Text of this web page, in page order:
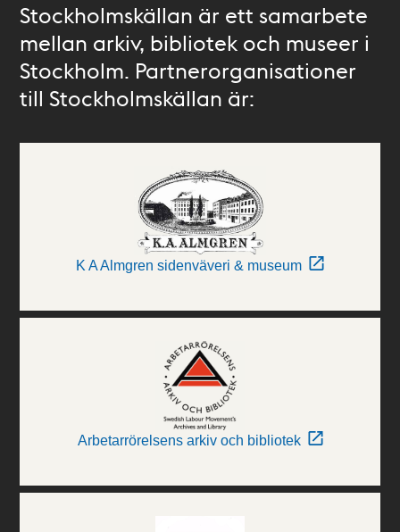
Stockholmskällan är ett samarbete
mellan arkiv, bibliotek och museer i
Stockholm. Partnerorganisationer
till Stockholmskällan är:
K A Almgren sidenväveri & museum
Arbetarrörelsens arkiv och bibliotek